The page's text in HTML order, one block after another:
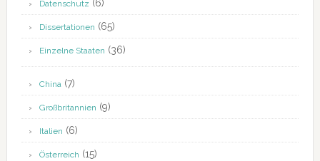
Datenschutz (6)
Dissertationen (65)
Einzelne Staaten (36)
China(7)
Großbritannien (9)
Italien (6)
Österreich (15)